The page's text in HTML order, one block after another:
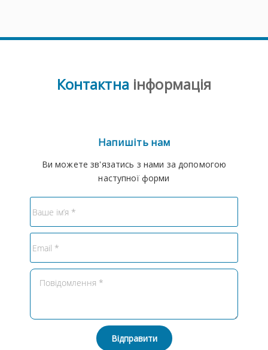
Контактна інформація
Напишіть нам
Ви можете зв'язатись з нами за допомогою
наступної форми
Відправити